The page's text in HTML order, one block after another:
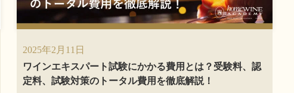
2025年2月11日
ワインエキスパート試験にかかる費用とは？受験料、認
定料、試験対策のトータル費用を徹底解説！